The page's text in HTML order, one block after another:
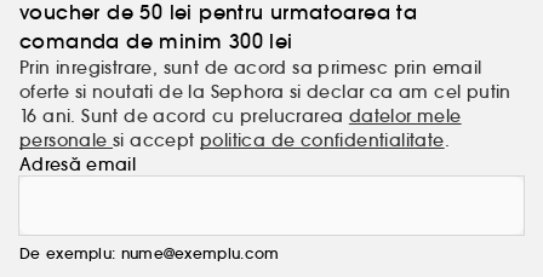
voucher de 50 lei pentru urmatoarea ta
comanda de minim 300 lei
Prin inregistrare, sunt de acord sa primesc prin email
oferte si noutati de la Sephora si declar ca am cel putin
16 ani. Sunt de acord cu prelucrarea datelor mele
personalesi accept politica de confidentialitate.
Adresă email
De exemplu: nume@exemplu.com